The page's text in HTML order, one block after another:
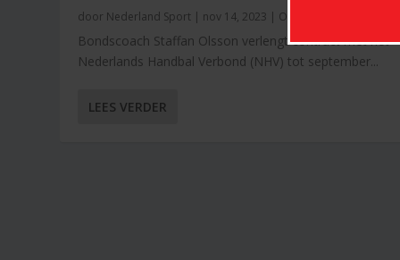
door Nederland Sport | nov 14, 2023 | Overig
Bondscoach Staffan Olsson verlengt contract met het
Nederlands Handbal Verbond (NHV) tot september...
LEES VERDER